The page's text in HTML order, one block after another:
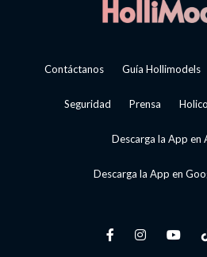
Contáctanos Guía Hollimodels
Seguridad Prensa
Descarga la App en
Descarga la App en